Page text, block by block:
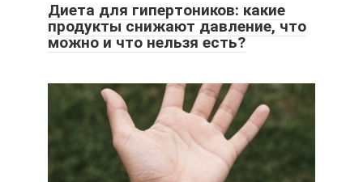
Диета для гипертоников: какие
продукты снижают давление, что
можно и что нельзя есть?